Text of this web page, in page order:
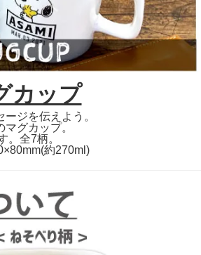
カップ
ジを伝えよう。
グカップ。
。全7柄。
約270ml)